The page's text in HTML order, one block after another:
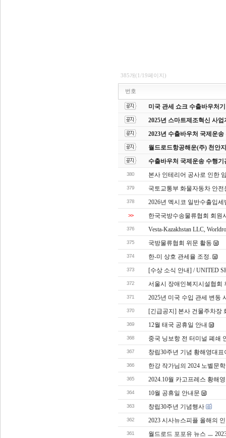
385개(1/19페이지)
번호
미국 관세 쇼크 수출바우처
2025년 스마트제조혁신 사업
2023년 수출바우처 국제운
월드로드항공해운(주) 천안
수출바우처 국제운송 수행기
380 본사 인테리어 공사로 인한
379 국토교통부 화물자동차 안
378 2026년 멕시코 일반수출입
>> 한국국방수송물류협회 회원
376 Vesta-Kazakhstan LLC,
375 국방물류협회 위문 활동
374 한-미 상호 관세율 조정.
373 [수상 소식 안내] / UNITED
372 서울시 장애인복지시설협회
371 2025년 미국 수입 관세 변동
370 [긴급공지] 본사 건물주차장
369 12월 태국 공휴일 안내
368 중국 닝보항 전 터미널 폐쇄
367 창립30주년 기념 황해영대
366 한강 작가님의 2024 노벨문
365 2024.10월 카고프레스 황해
364 10월 공휴일 안내문
363 창립30주년 기념행사
362 2023 시사뉴스피플 올해의
361 월드로드 포포유 뉴스 ㅡ